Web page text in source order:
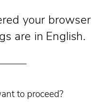
your browser
are in English.
to proceed?